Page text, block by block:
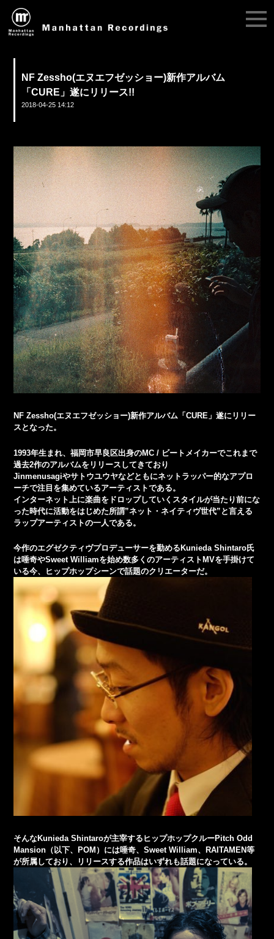
NF Zessho(エヌエフゼッショー)新作アルバム
「CURE」遂にリリース!!
2018-04-25 14:12
NF Zessho(エヌエフゼッショー)新作アルバム「CURE」遂にリリー
スとなった。
1993年生まれ、福岡市早良区出身のMC / ビートメイカーでこれまで
過去2作のアルバムをリリースしてきており
Jinmenusagiやサトウユウヤなどともにネットラッパー的なアプロ
ーチで注目を集めているアーティストである。
インターネット上に楽曲をドロップしていくスタイルが当たり前にな
った時代に活動をはじめた所謂”ネット・ネイティヴ世代”と言える
ラップアーティストの一人である。
今作のエグゼクティヴプロデューサーを勤めるKunieda Shintaro氏
は唾奇やSweet Williamを始め数多くのアーティストMVを手掛けて
いる今、ヒップホップシーンで話題のクリエーターだ。
そんなKunieda Shintaroが主宰するヒップホップクルーPitch Odd
Mansion（以下、POM）には唾奇、Sweet William、RAITAMEN等
が所属しており、リリースする作品はいずれも話題になっている。